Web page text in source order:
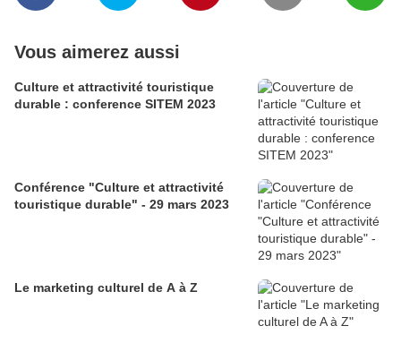
Vous aimerez aussi
Culture et attractivité touristique
durable : conference SITEM 2023
Conférence "Culture et attractivité
touristique durable" - 29 mars 2023
Le marketing culturel de A à Z